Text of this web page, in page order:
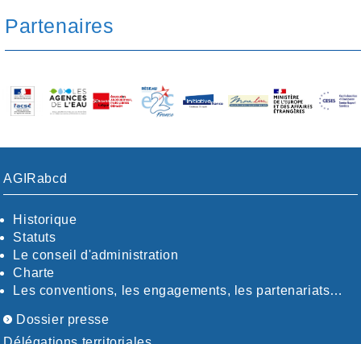
Partenaires
AGIRabcd
Historique
Statuts
Le conseil d'administration
Charte
Les conventions, les engagements, les partenariats…
Dossier presse